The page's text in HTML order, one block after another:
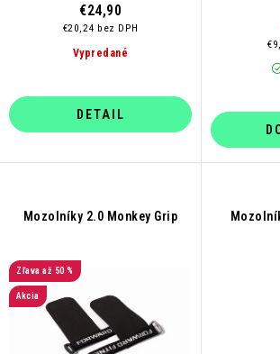
Vypredané
€20,24 bez DPH
€24,90
DETAIL
Mozolníky 2.0 Monkey Grip
až 50 %
Akcia